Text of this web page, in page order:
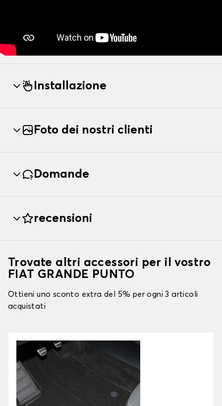
Installazione
Foto dei nostri clienti
Domande
recensioni
Trovate altri accessori per il vostro
FIAT GRANDE PUNTO
Ottieni uno sconto extra del 5% per ogni 3 articoli
acquistati